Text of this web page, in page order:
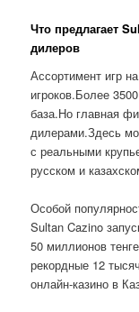
Что предлагает
дилеров
Ассортимент игр
игроков.Более
база.Но главная
дилерами.Здесь
с реальными
русском и
Особой
Sultan Cazino
50 миллионов
рекордные 12
онлайн-казино в